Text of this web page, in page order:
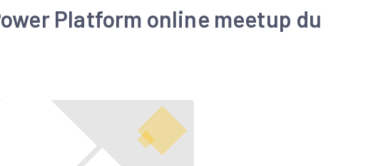
Platform online meetup du